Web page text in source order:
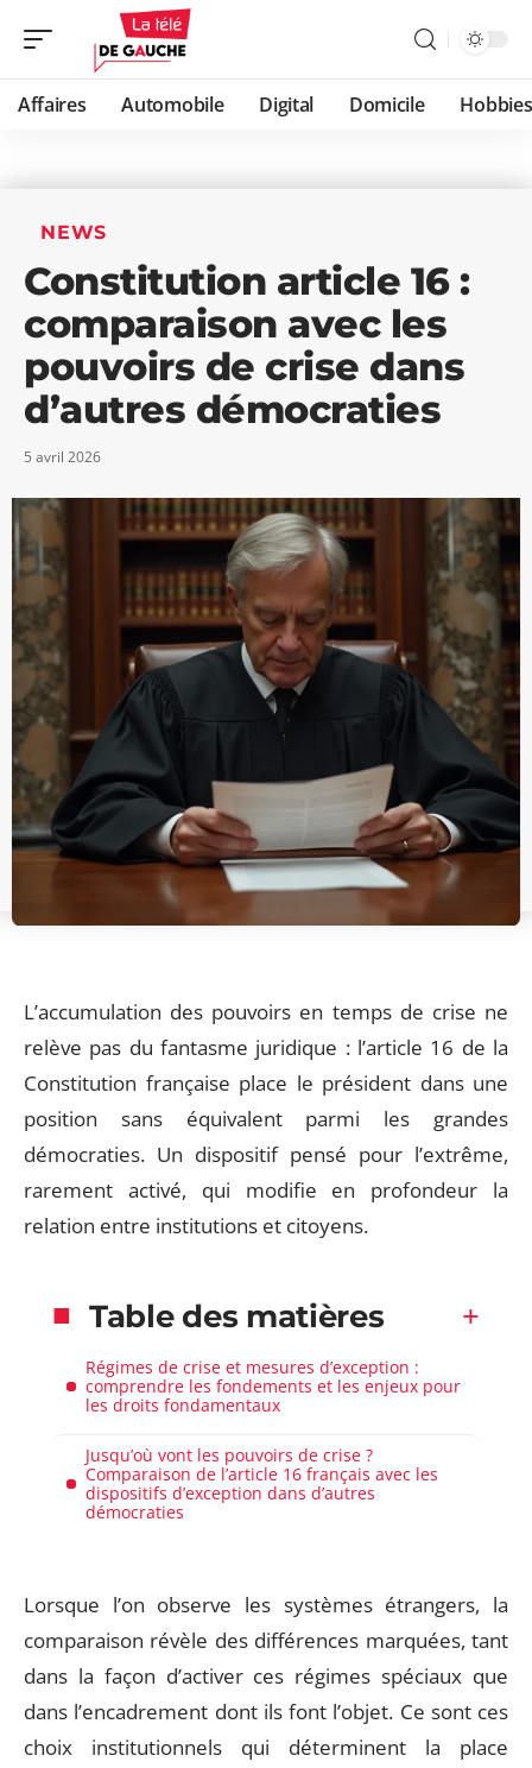
Affaires Automobile Digital Domicile Hobbies
NEWS
Constitution article 16 :
comparaison avec les
pouvoirs de crise dans
d’autres démocraties
5 avril 2026
L’accumulation des pouvoirs en temps de crise ne
relève pas du fantasme juridique : l’article 16 de la
Constitution française place le président dans une
position sans équivalent parmi les grandes
démocraties. Un dispositif pensé pour l’extrême,
rarement activé, qui modifie en profondeur la
relation entre institutions et citoyens.
Table des matières
Régimes de crise et mesures d’exception :
comprendre les fondements et les enjeux pour
les droits fondamentaux
Jusqu’où vont les pouvoirs de crise ?
Comparaison de l’article 16 français avec les
dispositifs d’exception dans d’autres
démocraties
Lorsque l’on observe les systèmes étrangers, la
comparaison révèle des différences marquées, tant
dans la façon d’activer ces régimes spéciaux que
dans l’encadrement dont ils font l’objet. Ce sont ces
choix institutionnels qui déterminent la place